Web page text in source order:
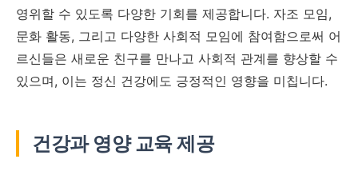
영위할 수 있도록 다양한 기회를 제공합니다. 자조 모임,
문화 활동, 그리고 다양한 사회적 모임에 참여함으로써 어
르신들은 새로운 친구를 만나고 사회적 관계를 향상할 수
있으며, 이는 정신 건강에도 긍정적인 영향을 미칩니다.
건강과 영양 교육 제공